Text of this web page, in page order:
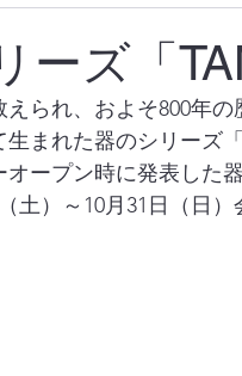
ーズ「
えられ、およそ800年
まれた器のシリーズ「
ープン時に発表した
土）～10月31日（日）